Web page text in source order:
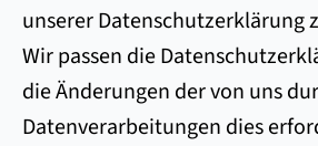
unserer Datenschutzerklärung
Wir passen die
die Änderungen der von uns
Datenverarbeitungen dies